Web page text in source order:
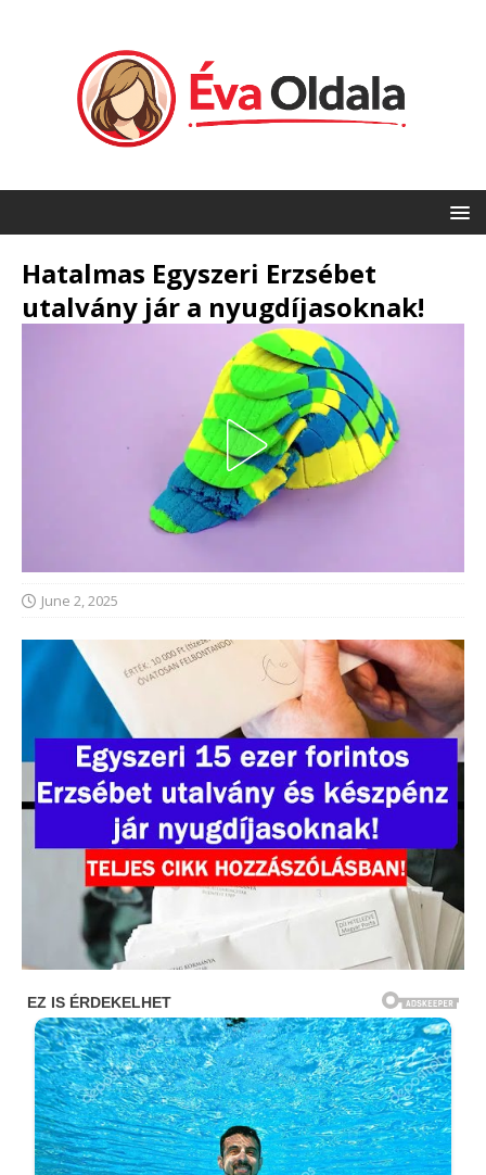
Hatalmas Egyszeri Erzsébet
utalvány jár a nyugdíjasoknak!
June 2, 2025